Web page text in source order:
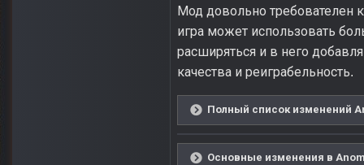
Мод довольно требователен
игра может использовать
расширяться и в него
качества и реиграбельность.
Полный список изменений
Основные изменения в